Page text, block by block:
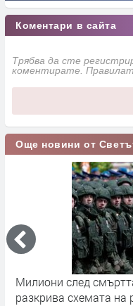
Коментари в сайта
Трябва да сте
коментирате.
Още новини от
Милиони след
разкрива схемата на